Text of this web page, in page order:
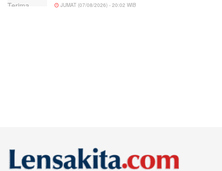
JUMAT (07/08/2026) - 20:02 WIB